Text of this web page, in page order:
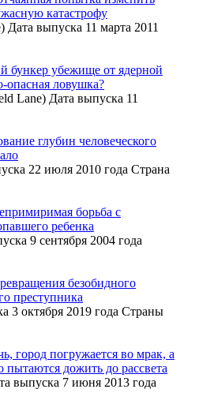
катастрофу
выпуска 11 марта 2011
бункер убежище от ядерной
опасная ловушка?
Lane) Дата выпуска 11
глубин человеческого
22 июля 2010 года Страна
борьба с
ребенка
9 сентября 2004 года
безобидного
преступника
3 октября 2019 года Страны
город погружается во мрак, а
дожить до рассвета
выпуска 7 июня 2013 года